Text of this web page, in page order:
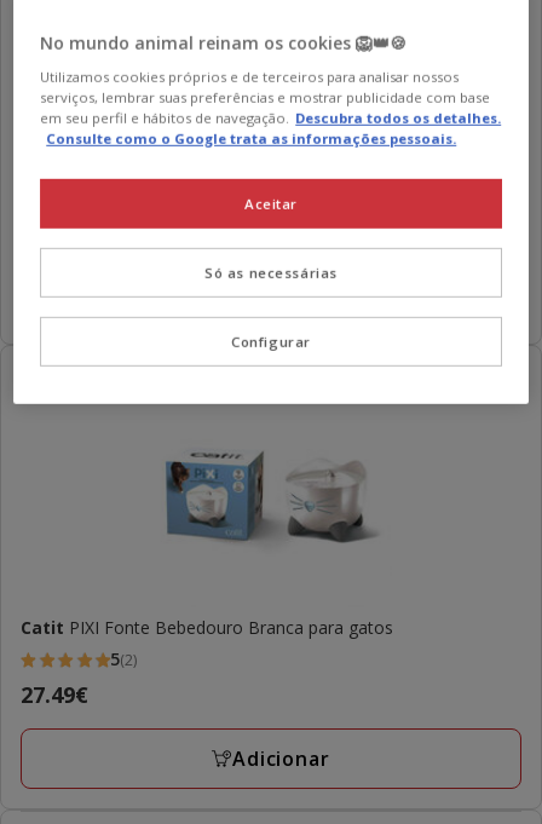
estrelas
avaliações
Preço
107.79€
107.79€
Adicionar
-15€ c/ cupão 💰
Catit PIXI Fonte Bebedouro Branca para gatos
5
estrelas
com
avaliações
5(2)
Preço
27.49€
27.49€
Adicionar
No mundo animal reinam os cookies 🦁👑🍪
Utilizamos cookies próprios e de terceiros para analisar nossos
serviços, lembrar suas preferências e mostrar publicidade com base
em seu perfil e hábitos de navegação. Descubra todos os detalhes.
Consulte como o Google trata as informações pessoais.
Só as necessárias
Aceitar
Configurar